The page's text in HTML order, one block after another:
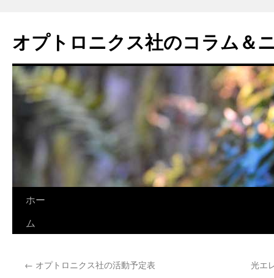
オプトロニクス社のコラム＆
ン
ホー
ム
← オプトロニクス社の活動予定表 光エ